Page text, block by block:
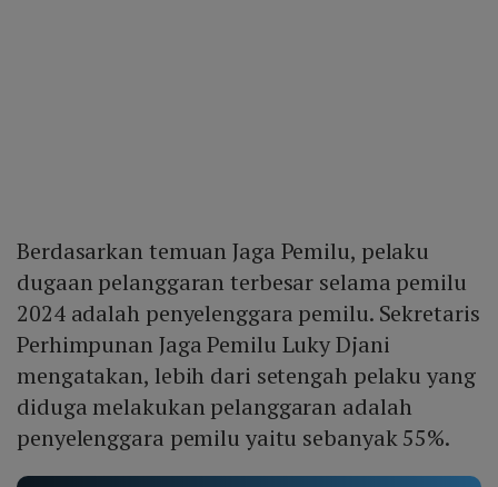
Berdasarkan temuan Jaga Pemilu, pelaku
dugaan pelanggaran terbesar selama pemilu
2024 adalah penyelenggara pemilu. Sekretaris
Perhimpunan Jaga Pemilu Luky Djani
mengatakan, lebih dari setengah pelaku yang
diduga melakukan pelanggaran adalah
penyelenggara pemilu yaitu sebanyak 55%.